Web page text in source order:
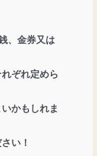
、金券又は
ぞれ定めら
かもしれま
さい！